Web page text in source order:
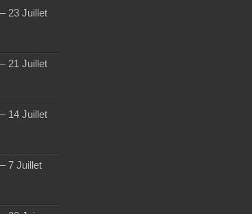
23 Juillet
21 Juillet
14 Juillet
7 Juillet